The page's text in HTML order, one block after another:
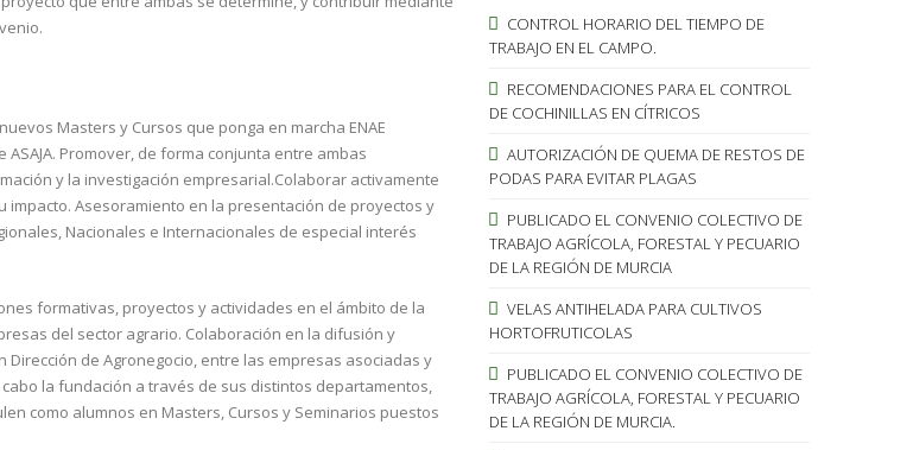
Masters y Cursos que ponga en marcha ENAE
Promover, de forma conjunta entre ambas
y la investigación empresarial.Colaborar activamente
Asesoramiento en la presentación de proyectos y
Nacionales e Internacionales de especial interés
formativas, proyectos y actividades en el ámbito de la
del sector agrario. Colaboración en la difusión y
Dirección de Agronegocio, entre las empresas asociadas y
la fundación a través de sus distintos departamentos,
como alumnos en Masters, Cursos y Seminarios puestos
CONTROL HORARIO DEL TIEMPO DE
TRABAJO EN EL CAMPO.
RECOMENDACIONES PARA EL CONTROL
DE COCHINILLAS EN CÍTRICOS
AUTORIZACIÓN DE QUEMA DE RESTOS DE
PODAS PARA EVITAR PLAGAS
PUBLICADO EL CONVENIO COLECTIVO DE
TRABAJO AGRÍCOLA, FORESTAL Y PECUARIO
DE LA REGIÓN DE MURCIA
VELAS ANTIHELADA PARA CULTIVOS
HORTOFRUTICOLAS
PUBLICADO EL CONVENIO COLECTIVO DE
TRABAJO AGRÍCOLA, FORESTAL Y PECUARIO
DE LA REGIÓN DE MURCIA.